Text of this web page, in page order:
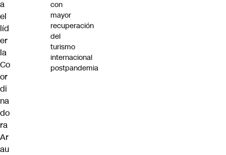
a
el
líd
er
la
Co
or
di
na
do
ra
Ar
au
con
mayor
recuperación
del
turismo
internacional
postpandemia